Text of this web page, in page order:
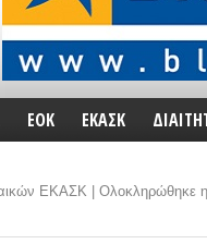
ΕΟΚ ΕΚΑΣΚ
ΕΚΑΣΚ | Ολοκληρώθηκε η